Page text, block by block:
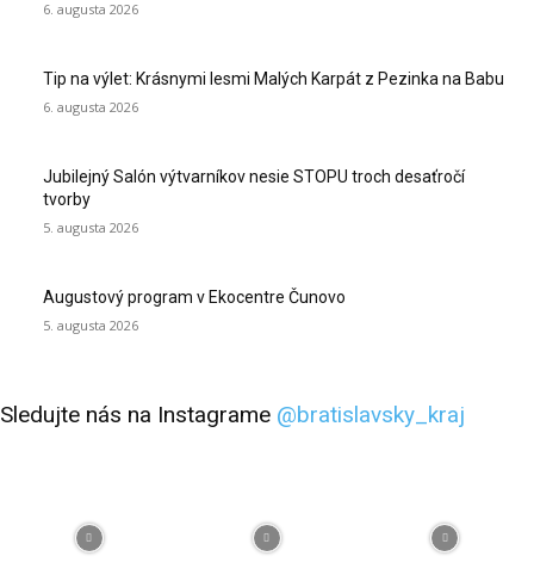
6. augusta 2026
Tip na výlet: Krásnymi lesmi Malých Karpát z Pezinka na Babu
6. augusta 2026
Jubilejný Salón výtvarníkov nesie STOPU troch desaťročí
tvorby
5. augusta 2026
Augustový program v Ekocentre Čunovo
5. augusta 2026
Sledujte nás na Instagrame @bratislavsky_kraj